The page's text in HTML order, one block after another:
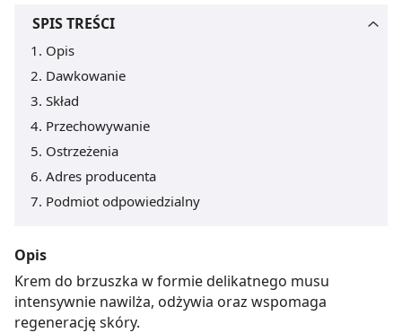
SPIS TREŚCI
Opis
Dawkowanie
Skład
Przechowywanie
Ostrzeżenia
Adres producenta
Podmiot odpowiedzialny
Opis
Krem do brzuszka w formie delikatnego musu
intensywnie nawilża, odżywia oraz wspomaga
regenerację skóry.